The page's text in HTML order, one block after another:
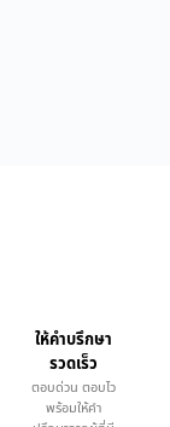
ให้คำบรึกษา
รวดเร็ว
ตอบด่วน ตอบไว
พร้อมให้คำ